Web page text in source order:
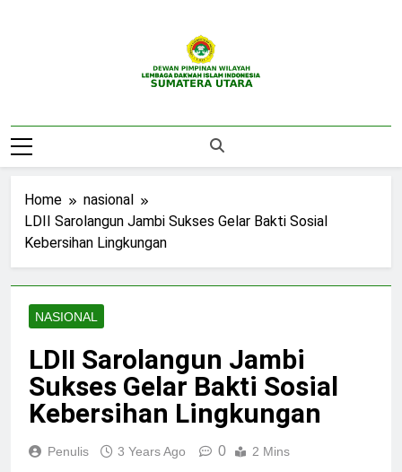
DPW LDII
Sumatera Utara
Home
nasional
LDII Sarolangun Jambi Sukses Gelar Bakti Sosial
Kebersihan Lingkungan
NASIONAL
LDII Sarolangun Jambi
Sukses Gelar Bakti Sosial
Kebersihan Lingkungan
Penulis 3 Years Ago 0 2 Mins